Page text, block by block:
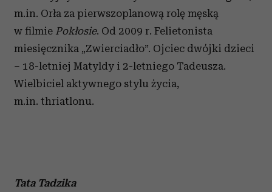
m.in. Orła za pierwszoplanową rolę męską
w filmie Pokłosie. Od 2009 r. Felietonista
miesięcznika „Zwierciadło”. Ojciec dwójki dzieci
– 18-letniej Matyldy i 2-letniego Tadeusza.
Wielbiciel aktywnego stylu życia,
m.in. thriatlonu.
Tata Tadzika